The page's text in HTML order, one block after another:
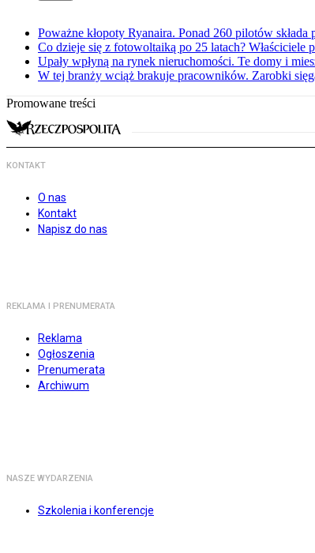
Poważne kłopoty Ryanaira. Ponad 260 pilotów
Co dzieje się z fotowoltaiką po 25 latach? Właściciele
Upały wpłyną na rynek nieruchomości. Te domy i
W tej branży wciąż brakuje pracowników. Zarobki
Promowane treści
KONTAKT
O nas
Kontakt
Napisz do nas
REKLAMA I PRENUMERATA
Reklama
Ogłoszenia
Prenumerata
Archiwum
NASZE WYDARZENIA
Szkolenia i konferencje